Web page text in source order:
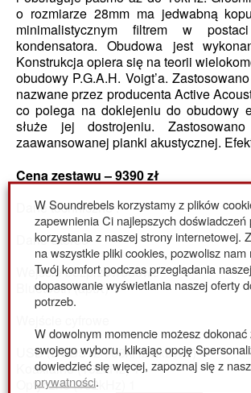
o rozmiarze 28mm ma jedwabną
minimalistycznym filtrem w
kondensatora. Obudowa jest
Konstrukcja opiera się na teorii
obudowy P.G.A.H. Voigt’a.
nazwane przez producenta Active
co polega na doklejeniu do obudowy
służe jej dostrojeniu.
zaawansowanej pianki akustycznej.
Cena zestawu – 9390 zł
Dane techniczne :
Dane Stereo
Wejście bezprzewodowe
Bluetooth (aptX) 1
USB (DSD512/768kHz/2xDXD) 1
Koaxialne (192kHz) 1
Optyczne (192kHz) 1
W Soundrebels korzystamy z plików
zapewnienia Ci najlepszych doświadczeń
korzystania z naszej strony internetowej.
na wszystkie pliki cookies, pozwolisz
Twój komfort podczas przeglądania
dopasowanie wyświetlania naszej oferty
potrzeb.
W dowolnym momencie możesz dokonać
swojego wyboru, klikając opcję
dowiedzieć się więcej, zapoznaj się z
prywatności